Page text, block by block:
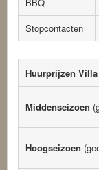
Stopcontacten
Huurprijzen Villa
Middenseizoen
Hoogseizoen